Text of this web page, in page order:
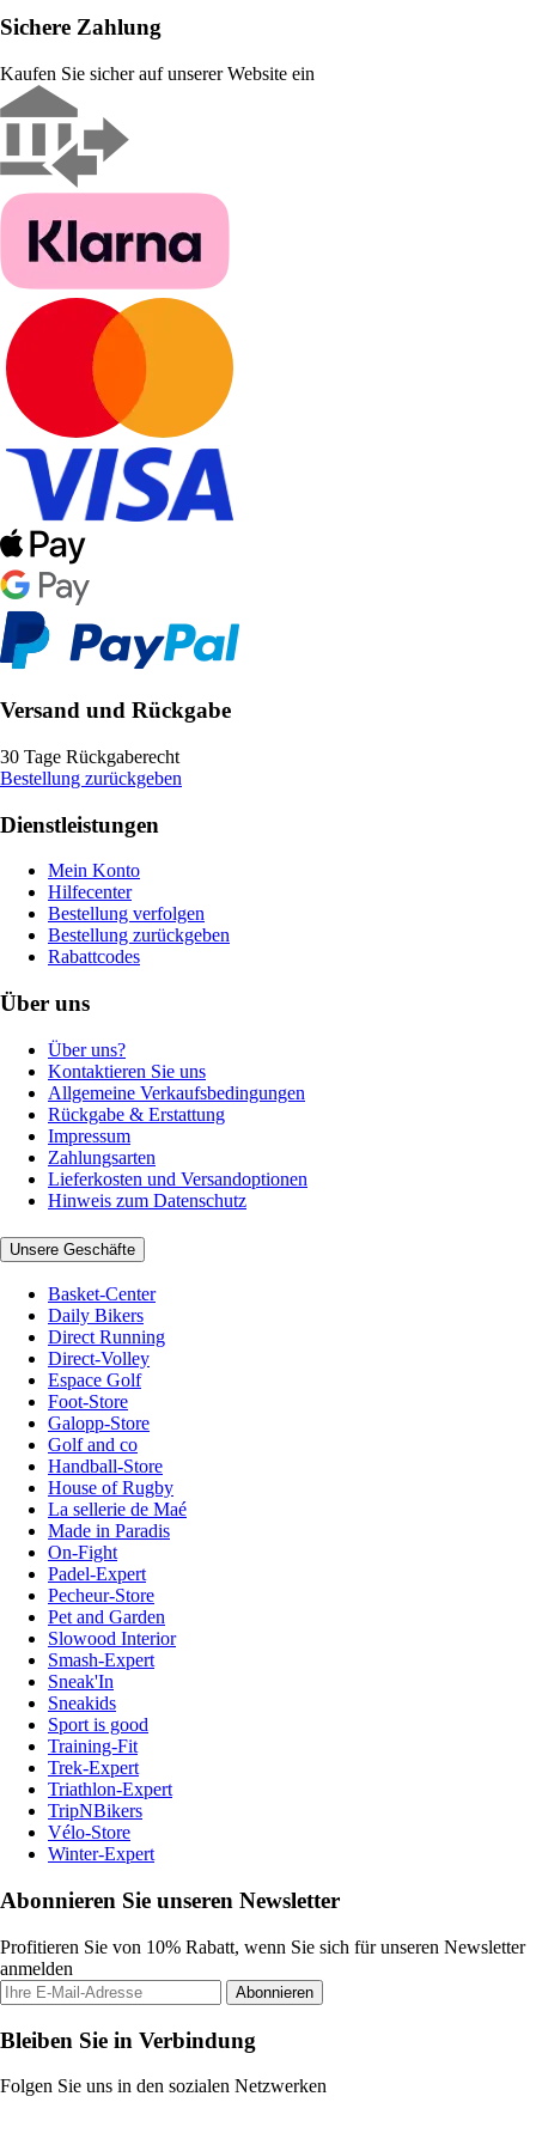
Sichere Zahlung
Kaufen Sie sicher auf unserer Website ein
Versand und Rückgabe
30 Tage Rückgaberecht
Bestellung zurückgeben
Dienstleistungen
Mein Konto
Hilfecenter
Bestellung verfolgen
Bestellung zurückgeben
Rabattcodes
Über uns
Über uns?
Kontaktieren Sie uns
Allgemeine Verkaufsbedingungen
Rückgabe & Erstattung
Impressum
Zahlungsarten
Lieferkosten und Versandoptionen
Hinweis zum Datenschutz
Unsere Geschäfte
Basket-Center
Daily Bikers
Direct Running
Direct-Volley
Espace Golf
Foot-Store
Galopp-Store
Golf and co
Handball-Store
House of Rugby
La sellerie de Maé
Made in Paradis
On-Fight
Padel-Expert
Pecheur-Store
Pet and Garden
Slowood Interior
Smash-Expert
Sneak'In
Sneakids
Sport is good
Training-Fit
Trek-Expert
Triathlon-Expert
TripNBikers
Vélo-Store
Winter-Expert
Abonnieren Sie unseren Newsletter
Profitieren Sie von 10% Rabatt, wenn Sie sich für unseren Newsletter
anmelden
Abonnieren
Bleiben Sie in Verbindung
Folgen Sie uns in den sozialen Netzwerken